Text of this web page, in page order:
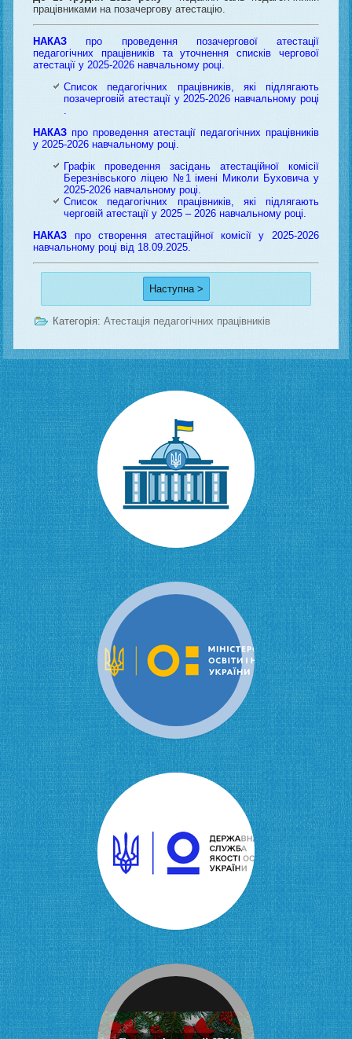
працівниками на позачергову атестацію.
НАКАЗ про проведення позачергової атестації
педагогічних працівників та уточнення списків чергової
атестації у 2025-2026 навчальному році.
Список педагогічних працівників, які підлягають
позачерговій атестації у 2025-2026 навчальному році
.
НАКАЗ про проведення атестації педагогічних працівників
у 2025-2026 навчальному році.
Графік проведення засідань атестаційної комісії
Березнівського ліцею №1 імені Миколи Буховича у
2025-2026 навчальному році.
Список педагогічних працівників, які підлягають
черговій атестації у 2025 – 2026 навчальному році.
НАКАЗ про створення атестаційної комісії у 2025-2026
навчальному році від 18.09.2025.
Наступна >
Категорія:Атестація педагогічних працівників